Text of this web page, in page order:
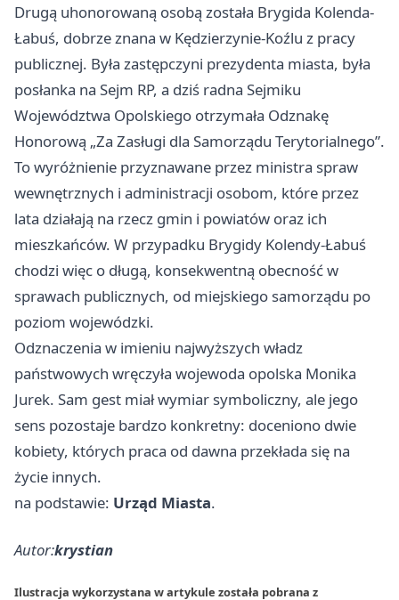
Drugą uhonorowaną osobą została Brygida Kolenda-
Łabuś, dobrze znana w Kędzierzynie-Koźlu z pracy
publicznej. Była zastępczyni prezydenta miasta, była
posłanka na Sejm RP, a dziś radna Sejmiku
Województwa Opolskiego otrzymała Odznakę
Honorową „Za Zasługi dla Samorządu Terytorialnego”.
To wyróżnienie przyznawane przez ministra spraw
wewnętrznych i administracji osobom, które przez
lata działają na rzecz gmin i powiatów oraz ich
mieszkańców. W przypadku Brygidy Kolendy-Łabuś
chodzi więc o długą, konsekwentną obecność w
sprawach publicznych, od miejskiego samorządu po
poziom wojewódzki.
Odznaczenia w imieniu najwyższych władz
państwowych wręczyła wojewoda opolska Monika
Jurek. Sam gest miał wymiar symboliczny, ale jego
sens pozostaje bardzo konkretny: doceniono dwie
kobiety, których praca od dawna przekłada się na
życie innych.
na podstawie: Urząd Miasta.
Autor:krystian
Ilustracja wykorzystana w artykule została pobrana z